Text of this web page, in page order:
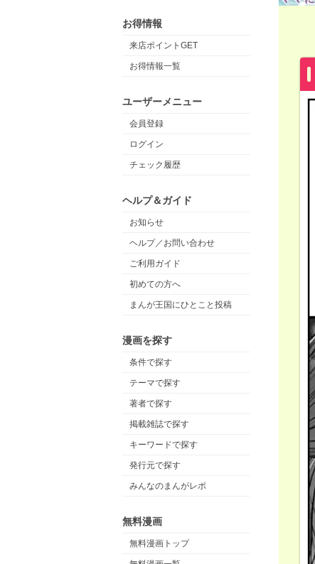
お得情報
来店ポイントGET
お得情報一覧
ユーザーメニュー
会員登録
ログイン
チェック履歴
ヘルプ＆ガイド
お知らせ
ヘルプ／お問い合わせ
ご利用ガイド
初めての方へ
まんが王国にひとこと投稿
漫画を探す
条件で探す
テーマで探す
著者で探す
掲載雑誌で探す
キーワードで探す
発行元で探す
みんなのまんがレポ
無料漫画
無料漫画トップ